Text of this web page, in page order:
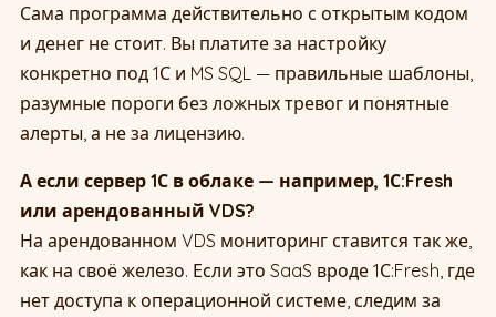
Сама программа действительно с открытым кодом
и денег не стоит. Вы платите за настройку
конкретно под 1С и MS SQL — правильные шаблоны,
разумные пороги без ложных тревог и понятные
алерты, а не за лицензию.
А если сервер 1С в облаке — например, 1С:Fresh
или арендованный VDS?
На арендованном VDS мониторинг ставится так же,
как на своё железо. Если это SaaS вроде 1С:Fresh, где
нет доступа к операционной системе, следим за